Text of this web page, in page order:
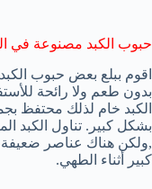
حبوب الكبد مصنوعة في
اقوم ببلع بعض حبوب
بدون طعم ولا رائحة
الكبد خام لذلك محتفظ
بشكل كبير. تناول الكبد
,ولكن هناك عناصر
كبير أثناء الطهي.